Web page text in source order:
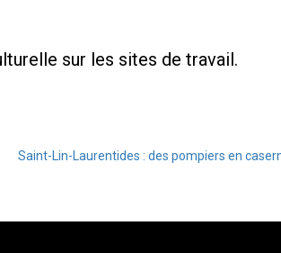
sur les sites de travail.
Saint-Lin-Laurentides : des pompiers en